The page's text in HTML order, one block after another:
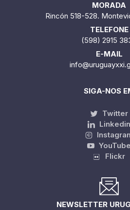
MORADA
Rincón 518-528.
TELEFONE
(598) 2915
E-MAIL
SIGA-NOS
Twitter
Linkedin
YouTube
Flickr
NEWSLETTER